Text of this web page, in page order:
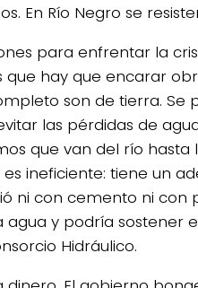
En Río Negro se
para enfrentar la
que hay que encarar
son de tierra. Se
las pérdidas de
que van del río
ineficiente: tiene un
ni con cemento ni con
y podría sostener
Hidráulico.